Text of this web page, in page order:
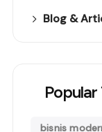
Blog &
Popular
bisnis